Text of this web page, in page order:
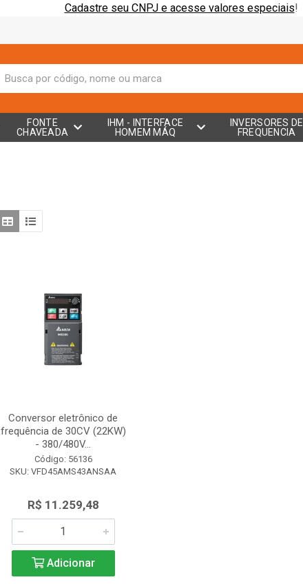
Cadastre seu CNPJ e acesse valores especiais!
FONTE
CHAVEADA
IHM - INTERFACE
HOMEM MÁQ
INVERSORES DE
FREQUENCIA
Conversor eletrônico de
frequência de 30CV (22KW)
- 380/480V...
Código: 56136
SKU: VFD45AMS43ANSAA
R$ 11.259,48
Adicionar